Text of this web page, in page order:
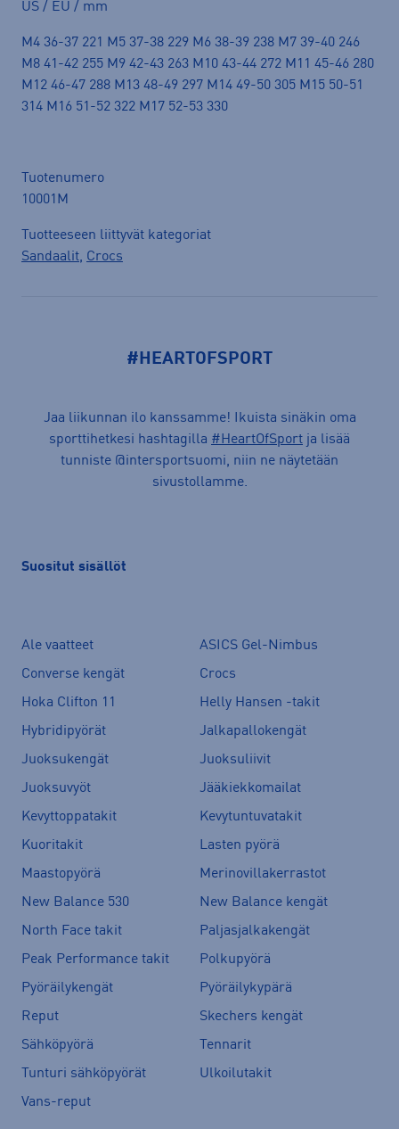
US / EU / mm
M4 36-37 221 M5 37-38 229 M6 38-39 238 M7 39-40 246
M8 41-42 255 M9 42-43 263 M10 43-44 272 M11 45-46 280
M12 46-47 288 M13 48-49 297 M14 49-50 305 M15 50-51
314 M16 51-52 322 M17 52-53 330
Tuotenumero
10001M
Tuotteeseen liittyvät kategoriat
Sandaalit, Crocs
#HEARTOFSPORT
Jaa liikunnan ilo kanssamme! Ikuista sinäkin oma
sporttihetkesi hashtagilla #HeartOfSport ja lisää
tunniste @intersportsuomi, niin ne näytetään
sivustollamme.
Suositut sisällöt
Ale vaatteet
ASICS Gel-Nimbus
Converse kengät
Crocs
Hoka Clifton 11
Helly Hansen -takit
Hybridipyörät
Jalkapallokengät
Juoksukengät
Juoksuliivit
Juoksuvyöt
Jääkiekkomailat
Kevyttoppatakit
Kevytuntuvatakit
Kuoritakit
Lasten pyörä
Maastopyörä
Merinovillakerrastot
New Balance 530
New Balance kengät
North Face takit
Paljasjalkakengät
Peak Performance takit
Polkupyörä
Pyöräilykengät
Pyöräilykypärä
Reput
Skechers kengät
Sähköpyörä
Tennarit
Tunturi sähköpyörät
Ulkoilutakit
Vans-reput